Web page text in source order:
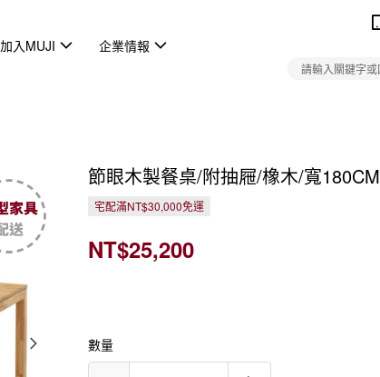
加入MUJI 企業情報
節眼木製餐桌/附抽屜/橡木/寬180CM
宅配滿NT$30,000免運
NT$25,200
數量